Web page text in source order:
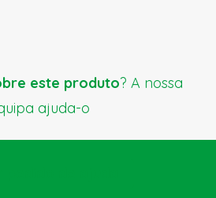
este produto? A nossa
ajuda-o